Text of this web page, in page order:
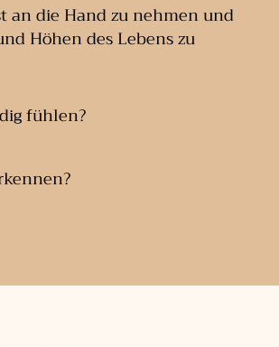
an die Hand zu nehmen und
Höhen des Lebens zu
fühlen?